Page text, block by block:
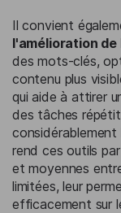
Il convient
l'amélioration de
des mots-clés,
contenu plus
qui aide à attirer
des tâches
rend ces outils
et moyennes
limitées, leur
efficacement sur